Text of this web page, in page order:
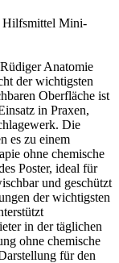
Hilfsmittel Mini-
Anatomie
der wichtigsten
Oberfläche ist
in Praxen,
Die
es zu einem
ohne chemische
Poster, ideal für
und geschützt
der wichtigsten
in der täglichen
ohne chemische
für den